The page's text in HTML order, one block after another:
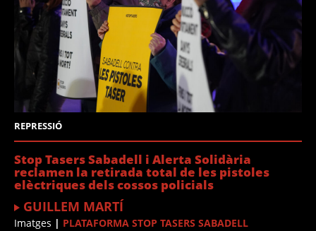
REPRESSIÓ
Stop Tasers Sabadell i Alerta Solidària
reclamen la retirada total de les pistoles
elèctriques dels cossos policials
GUILLEM MARTÍ
Imatges | PLATAFORMA STOP TASERS SABADELL